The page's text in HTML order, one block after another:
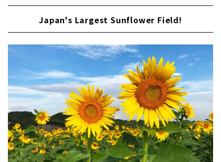
Japan's Largest Sunflower Field!